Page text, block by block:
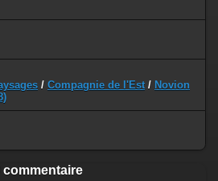
/ Compagnie de l'Est / Novion
commentaire